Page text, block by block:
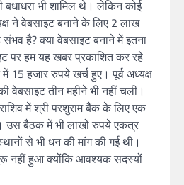
भी शामिल थे। लेकिन कोई
ने वेबसाइट बनाने के लिए 2 लाख
संभव है?क्या वेबसाइट बनाने में इतना
पर हम यह खबर प्रकाशित कर रहे
15 हजार रुपये खर्च हुए। पूर्व अध्यक्ष
वेबसाइट तीन महीने भी नहीं चली।
में श्री परशुराम बैंक के लिए एक
उस बैठक में भी लाखों रुपये एकत्र
से भी धन की मांग की गई थी।
नहीं हुआ क्योंकि आवश्यक सदस्यों